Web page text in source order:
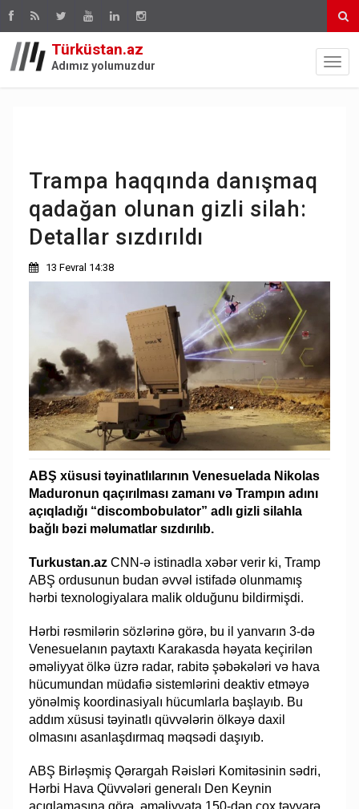
Türküstan.az
Adımız yolumuzdur
Trampa haqqında danışmaq
qadağan olunan gizli silah:
Detallar sızdırıldı
13 Fevral 14:38
ABŞ xüsusi təyinatlılarının Venesuelada Nikolas
Maduronun qaçırılması zamanı və Trampın adını
açıqladığı “discombobulator” adlı gizli silahla
bağlı bəzi məlumatlar sızdırılıb.
Turkustan.az CNN-ə istinadla xəbər verir ki, Tramp
ABŞ ordusunun budan əvvəl istifadə olunmamış
hərbi texnologiyalara malik olduğunu bildirmişdi.
Hərbi rəsmilərin sözlərinə görə, bu il yanvarın 3-də
Venesuelanın paytaxtı Karakasda həyata keçirilən
əməliyyat ölkə üzrə radar, rabitə şəbəkələri və hava
hücumundan müdafiə sistemlərini deaktiv etməyə
yönəlmiş koordinasiyalı hücumlarla başlayıb. Bu
addım xüsusi təyinatlı qüvvələrin ölkəyə daxil
olmasını asanlaşdırmaq məqsədi daşıyıb.
ABŞ Birləşmiş Qərargah Rəisləri Komitəsinin sədri,
Hərbi Hava Qüvvələri generalı Den Keynin